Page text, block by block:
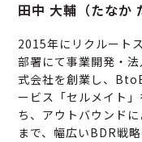
田中 大輔（たなか
2015年にリクルート
部署にて事業開発・
式会社を創業し、
ービス「セルメイト
ち、アウトバウンド
まで、幅広いBDR戦